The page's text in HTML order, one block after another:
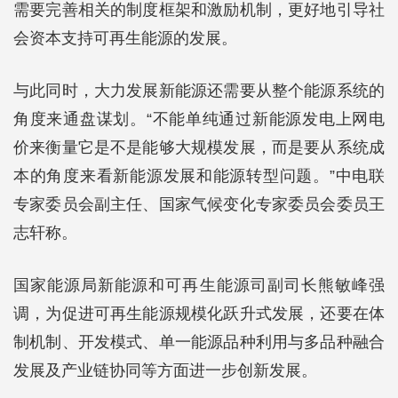
需要完善相关的制度框架和激励机制，更好地引导社
会资本支持可再生能源的发展。
与此同时，大力发展新能源还需要从整个能源系统的
角度来通盘谋划。“不能单纯通过新能源发电上网电
价来衡量它是不是能够大规模发展，而是要从系统成
本的角度来看新能源发展和能源转型问题。”中电联
专家委员会副主任、国家气候变化专家委员会委员王
志轩称。
国家能源局新能源和可再生能源司副司长熊敏峰强
调，为促进可再生能源规模化跃升式发展，还要在体
制机制、开发模式、单一能源品种利用与多品种融合
发展及产业链协同等方面进一步创新发展。